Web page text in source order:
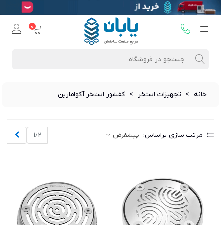
0
خانه > تجهیزات استخر > کفشور استخر آکوامارین
مرتب سازی براساس: پیشفرض 1/2